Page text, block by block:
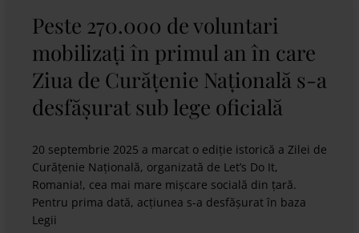
Peste 270.000 de voluntari
mobilizați în primul an în care
Ziua de Curățenie Națională s-a
desfășurat sub lege oficială
20 septembrie 2025 a marcat o ediție istorică a Zilei de
Curățenie Națională, organizată de Let’s Do It,
Romania!, cea mai mare mișcare socială din țară.
Pentru prima dată, acțiunea s-a desfășurat în baza
Legii